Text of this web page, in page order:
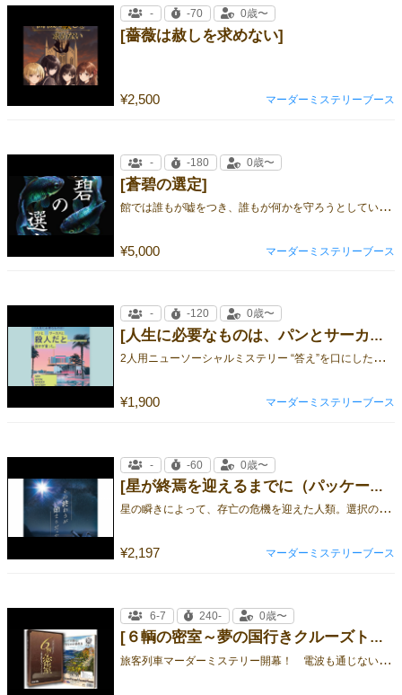
[薔薇は赦しを求めない]
¥2,500
- -70 0歳〜
マーダーミステリーブース
[蒼碧の選定]
館
では誰もが嘘をつき、誰もが何かを守ろうとしている。因習の夜に、双子の選定が下る。
¥5,000
- -180 0歳〜
マーダーミステリーブース
[人生に必要なものは、パンとサーカスと殺人だと誰かが言った]
2
人用ニューソーシャルミステリー “答え”を口にした瞬間、あなたはもう観客ではいられない。
¥1,900
- -120 0歳〜
マーダーミステリーブース
[星が終焉を迎えるまでに（パッケージ版）]
星
の瞬きによって、存亡の危機を迎えた人類。選択の先にたどり着く結末とは。
¥2,197
- -60 0歳〜
マーダーミステリーブース
[６輌の密室～夢の国行きクルーズトレイン～]
旅
客列車マーダーミステリー開幕！ 電波も通じないトンネルの中で待ち受けるものは……
6-7 240- 0歳〜